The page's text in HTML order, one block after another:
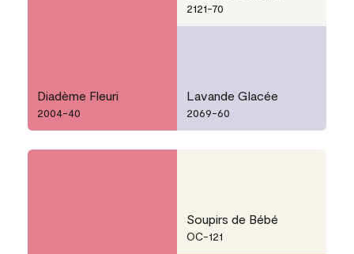
Diadème Fleuri
2004-40
2121-70
Lavande Glacée
2069-60
Soupirs de Bébé
OC-121